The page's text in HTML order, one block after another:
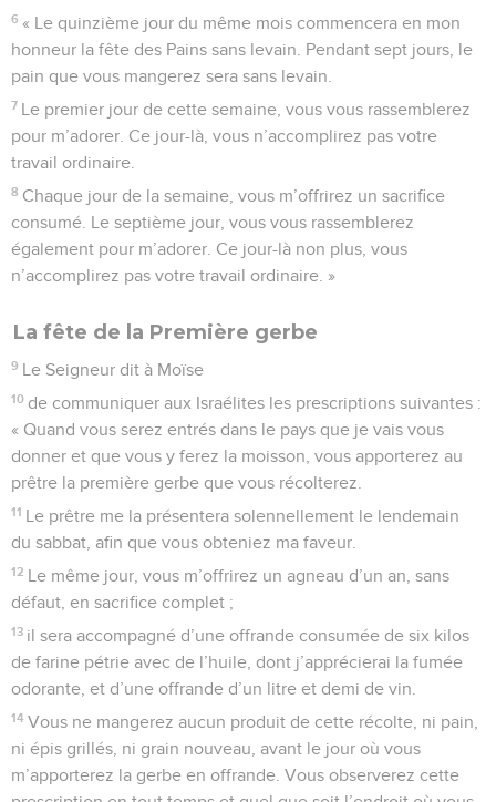
6 « Le quinzième jour du même mois commencera en mon
honneur la fête des Pains sans levain. Pendant sept jours, le
pain que vous mangerez sera sans levain.
7 Le premier jour de cette semaine, vous vous rassemblerez
pour m’adorer. Ce jour-là, vous n’accomplirez pas votre
travail ordinaire.
8 Chaque jour de la semaine, vous m’offrirez un sacrifice
consumé. Le septième jour, vous vous rassemblerez
également pour m’adorer. Ce jour-là non plus, vous
n’accomplirez pas votre travail ordinaire. »
La fête de la Première gerbe
9 Le Seigneur dit à Moïse
10 de communiquer aux Israélites les prescriptions suivantes :
« Quand vous serez entrés dans le pays que je vais vous
donner et que vous y ferez la moisson, vous apporterez au
prêtre la première gerbe que vous récolterez.
11 Le prêtre me la présentera solennellement le lendemain
du sabbat, afin que vous obteniez ma faveur.
12 Le même jour, vous m’offrirez un agneau d’un an, sans
défaut, en sacrifice complet ;
13 il sera accompagné d’une offrande consumée de six kilos
de farine pétrie avec de l’huile, dont j’apprécierai la fumée
odorante, et d’une offrande d’un litre et demi de vin.
14 Vous ne mangerez aucun produit de cette récolte, ni pain,
ni épis grillés, ni grain nouveau, avant le jour où vous
m’apporterez la gerbe en offrande. Vous observerez cette